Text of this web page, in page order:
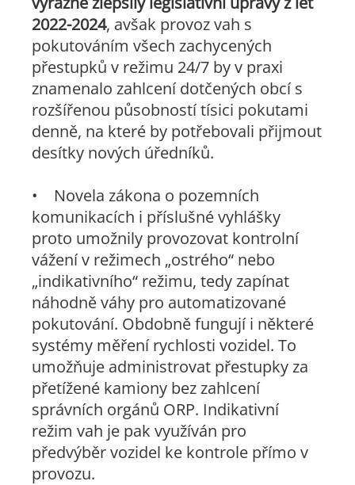
2022-2024, avšak provoz vah s
pokutováním všech zachycených
přestupků v režimu 24/7 by v praxi
znamenalo zahlcení dotčených obcí s
rozšířenou působností tísici pokutami
denně, na které by potřebovali přijmout
desítky nových úředníků.
• Novela zákona o pozemních
komunikacích i příslušné vyhlášky
proto umožnily provozovat kontrolní
vážení v režimech „ostrého“ nebo
„indikativního“ režimu, tedy zapínat
náhodně váhy pro automatizované
pokutování. Obdobně fungují i některé
systémy měření rychlosti vozidel. To
umožňuje administrovat přestupky za
přetížené kamiony bez zahlcení
správních orgánů ORP. Indikativní
režim vah je pak využíván pro
předvýběr vozidel ke kontrole přímo v
provozu.